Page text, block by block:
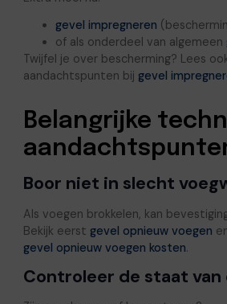
gevel impregneren
of als onderdeel van algemeen
Twijfel je over bescherming? Lees
aandachtspunten bij gevel
Belangrijke
Boor niet in slecht
Als voegen brokkelen, kan
Bekijk eerst gevel opnieuw voegen
gevel opnieuw voegen kosten.
Controleer de staat van